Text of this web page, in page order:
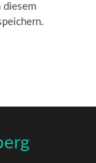
diesem